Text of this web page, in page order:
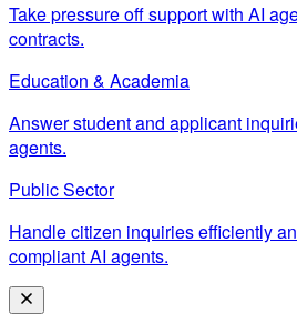
Take pressure off support with AI
contracts.
Education & Academia
Answer student and applicant
agents.
Public Sector
Handle citizen inquiries efficiently
compliant AI agents.